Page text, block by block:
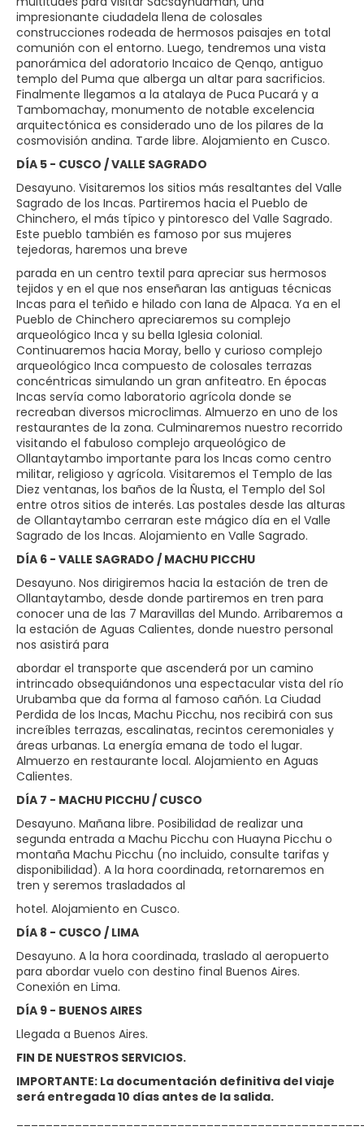
impresionante ciudadela llena de colosales
construcciones rodeada de hermosos paisajes en total
comunión con el entorno. Luego, tendremos una vista
panorámica del adoratorio Incaico de Qenqo, antiguo
templo del Puma que alberga un altar para sacrificios.
Finalmente llegamos a la atalaya de Puca Pucará y a
Tambomachay, monumento de notable excelencia
arquitectónica es considerado uno de los pilares de la
cosmovisión andina. Tarde libre. Alojamiento en Cusco.
DÍA 5 - CUSCO / VALLE SAGRADO
Desayuno. Visitaremos los sitios más resaltantes del Valle
Sagrado de los Incas. Partiremos hacia el Pueblo de
Chinchero, el más típico y pintoresco del Valle Sagrado.
Este pueblo también es famoso por sus mujeres
tejedoras, haremos una breve
parada en un centro textil para apreciar sus hermosos
tejidos y en el que nos enseñaran las antiguas técnicas
Incas para el teñido e hilado con lana de Alpaca. Ya en el
Pueblo de Chinchero apreciaremos su complejo
arqueológico Inca y su bella Iglesia colonial.
Continuaremos hacia Moray, bello y curioso complejo
arqueológico Inca compuesto de colosales terrazas
concéntricas simulando un gran anfiteatro. En épocas
Incas servía como laboratorio agrícola donde se
recreaban diversos microclimas. Almuerzo en uno de los
restaurantes de la zona. Culminaremos nuestro recorrido
visitando el fabuloso complejo arqueológico de
Ollantaytambo importante para los Incas como centro
militar, religioso y agrícola. Visitaremos el Templo de las
Diez ventanas, los baños de la Ñusta, el Templo del Sol
entre otros sitios de interés. Las postales desde las alturas
de Ollantaytambo cerraran este mágico día en el Valle
Sagrado de los Incas. Alojamiento en Valle Sagrado.
DÍA 6 - VALLE SAGRADO / MACHU PICCHU
Desayuno. Nos dirigiremos hacia la estación de tren de
Ollantaytambo, desde donde partiremos en tren para
conocer una de las 7 Maravillas del Mundo. Arribaremos a
la estación de Aguas Calientes, donde nuestro personal
nos asistirá para
abordar el transporte que ascenderá por un camino
intrincado obsequiándonos una espectacular vista del río
Urubamba que da forma al famoso cañón. La Ciudad
Perdida de los Incas, Machu Picchu, nos recibirá con sus
increíbles terrazas, escalinatas, recintos ceremoniales y
áreas urbanas. La energía emana de todo el lugar.
Almuerzo en restaurante local. Alojamiento en Aguas
Calientes.
DÍA 7 - MACHU PICCHU / CUSCO
Desayuno. Mañana libre. Posibilidad de realizar una
segunda entrada a Machu Picchu con Huayna Picchu o
montaña Machu Picchu (no incluido, consulte tarifas y
disponibilidad). A la hora coordinada, retornaremos en
tren y seremos trasladados al
hotel. Alojamiento en Cusco.
DÍA 8 - CUSCO / LIMA
Desayuno. A la hora coordinada, traslado al aeropuerto
para abordar vuelo con destino final Buenos Aires.
Conexión en Lima.
DÍA 9 - BUENOS AIRES
Llegada a Buenos Aires.
FIN DE NUESTROS SERVICIOS.
IMPORTANTE: La documentación definitiva del viaje
será entregada 10 días antes de la salida.